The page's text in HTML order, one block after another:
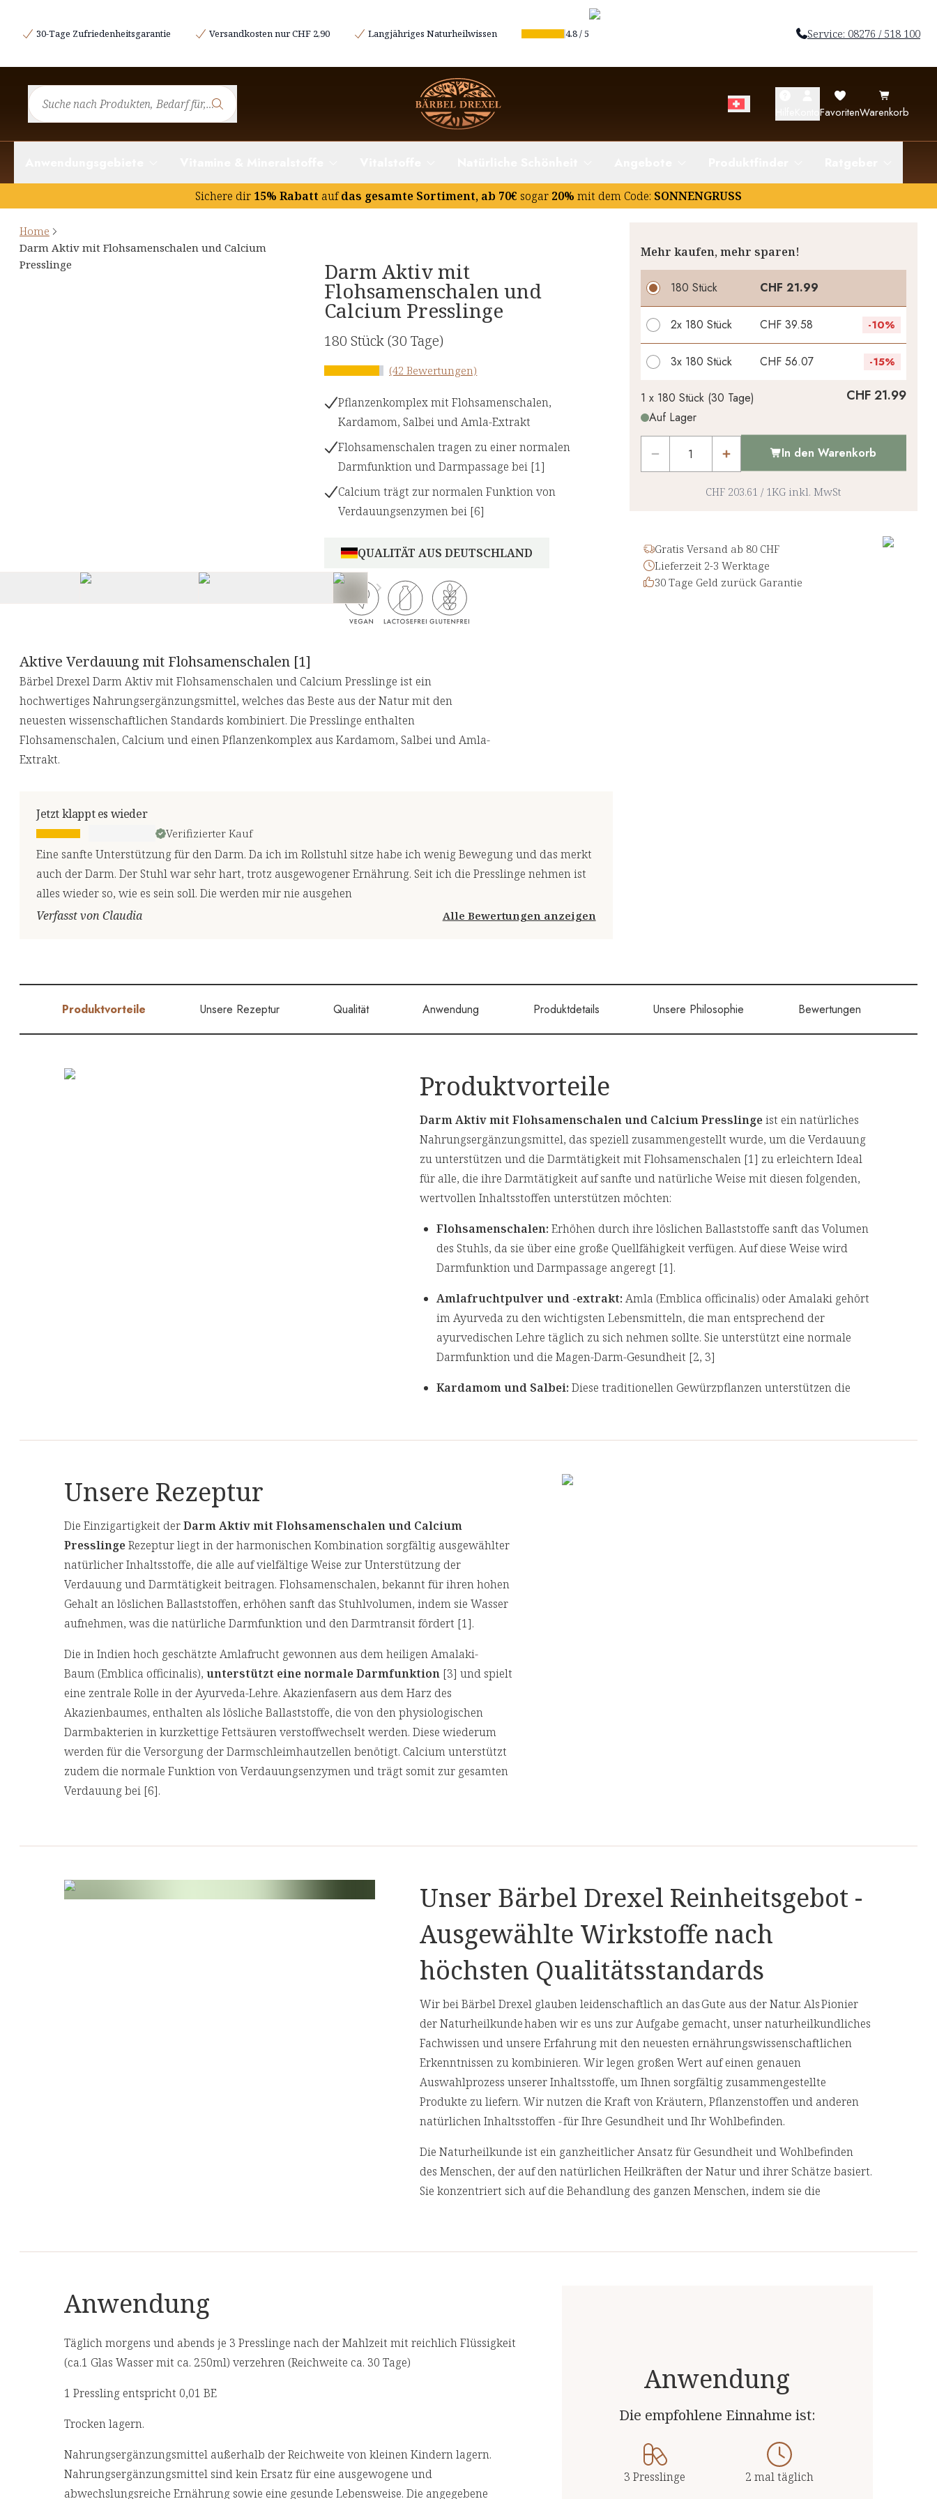
30-Tage Zufriedenheitsgarantie Versandkosten nur CHF 2,90 Langjähriges Naturheilwissen 4.8/5 Service: 08276 / 518 100
FavoritenWarenkorb
Sichere dir 15% Rabatt aufdas gesamte Sortiment, ab 70€ sogar 20% mit dem Code: SONNENGRUSS
Home
Darm Aktiv mit Flohsamenschalen und Calcium
Presslinge
Darm Aktiv mit
Flohsamenschalen und
Calcium Presslinge
180 Stück(30 Tage)
(42 Bewertungen)
Pflanzenkomplex mit Flohsamenschalen,
Kardamom, Salbei und Amla-Extrakt
Flohsamenschalen tragen zu einer normalen
Darmfunktion und Darmpassage bei [1]
Calcium trägt zur normalen Funktion von
Verdauungsenzymen bei [6]
QUALITÄT AUS DEUTSCHLAND
Mehr kaufen, mehr sparen!
180 Stück CHF 21.99
2x 180 Stück CHF 39.58 -10%
3x 180 Stück CHF 56.07 -15%
Ihr persönlicher Rabatt
1x CHF 0.00
1 x 180 Stück (30 Tage)
Auf Lager
CHF 21.99
In den Warenkorb
CHF 203.61 / 1KG inkl. MwSt
Gratis Versand ab 80 CHF
Lieferzeit 2-3 Werktage
30 Tage Geld zurück Garantie
Aktive Verdauung mit Flohsamenschalen [1]
Bärbel Drexel Darm Aktiv mit Flohsamenschalen und Calcium Presslinge ist ein
hochwertiges Nahrungsergänzungsmittel, welches das Beste aus der Natur mit den
neuesten wissenschaftlichen Standards kombiniert. Die Presslinge enthalten
Flohsamenschalen, Calcium und einen Pflanzenkomplex aus Kardamom, Salbei und Amla-
Extrakt.
Jetzt klappt es wieder
Verifizierter Kauf
Eine sanfte Unterstützung für den Darm. Da ich im Rollstuhl sitze habe ich wenig Bewegung und das merkt
auch der Darm. Der Stuhl war sehr hart, trotz ausgewogener Ernährung. Seit ich die Presslinge nehmen ist
alles wieder so, wie es sein soll. Die werden mir nie ausgehen
Verfasst von Claudia
Alle Bewertungen anzeigen
Produktvorteile Unsere Rezeptur Qualität Anwendung Produktdetails Unsere Philosophie Bewertungen
Produktvorteile
Darm Aktiv mit Flohsamenschalen und Calcium Presslingeist ein natürliches
Nahrungsergänzungsmittel, das speziell zusammengestellt wurde, um die Verdauung
zu unterstützen und die Darmtätigkeit mit Flohsamenschalen [1] zu erleichtern Ideal
für alle, die ihre Darmtätigkeit auf sanfte und natürliche Weise mit diesen folgenden,
wertvollen Inhaltsstoffen unterstützen möchten:
Flohsamenschalen: Erhöhen durch ihre löslichen Ballaststoffe sanft das Volumen
des Stuhls, da sie über eine große Quellfähigkeit verfügen. Auf diese Weise wird
Darmfunktion und Darmpassage angeregt [1].
Amlafruchtpulver und -extrakt: Amla (Emblica officinalis) oder Amalaki gehört
im Ayurveda zu den wichtigsten Lebensmitteln, die man entsprechend der
ayurvedischen Lehre täglich zu sich nehmen sollte. Sie unterstützt eine normale
Darmfunktion und die Magen-Darm-Gesundheit [2, 3]
Kardamom und Salbei: Diese traditionellen Gewürzpflanzen unterstützen die
Akazienfasern:Als lösliche Ballaststoffe dienen sie als Nahrung für die
Darmschleimhaut versorgen.
zur normalen Funktion von Verdauungsenzymen bei [6].
Unsere Rezeptur
Die Einzigartigkeit derDarm Aktiv mit Flohsamenschalen und Calcium
PresslingeRezeptur liegt in der harmonischen Kombination sorgfältig ausgewählter
natürlicher Inhaltsstoffe, die alle auf vielfältige Weise zur Unterstützung der
Verdauung und Darmtätigkeit beitragen. Flohsamenschalen, bekannt für ihren hohen
Gehalt an löslichen Ballaststoffen, erhöhen sanft das Stuhlvolumen, indem sie Wasser
aufnehmen, was die natürliche Darmfunktion und den Darmtransit fördert [1].
Die in Indien hoch geschätzte Amlafrucht gewonnen aus dem heiligen Amalaki-
Baum (Emblica officinalis), unterstützt eine normale Darmfunktion [3] und spielt
eine zentrale Rolle in der Ayurveda-Lehre. Akazienfasern aus dem Harz des
Akazienbaumes, enthalten als lösliche Ballaststoffe, die von den physiologischen
Darmbakterien in kurzkettige Fettsäuren verstoffwechselt werden. Diese wiederum
werden für die Versorgung der Darmschleimhautzellen benötigt. Calcium unterstützt
zudem die normale Funktion von Verdauungsenzymen und trägt somit zur gesamten
Verdauung bei [6].
Unsere Darm Aktiv mit Flohsamenschalen und Calcium
So schützen wir die Inhaltsstoffe vor Licht und Oxidation und betonen zugleich unsere Ver
[1] Flohsamenschalen (Plantago ovata) tragen zur Darmtätigkeit und Darmfunktion
bei; helfen, einen gesunden Darm zu erhalten und die Darmtätigkeit zu fördern.
[2] Amla (Emblica officinalis) unterstützt die Verdauung, ist magenfreundlich und
[4] Cardamom (Ellateria cardamomum) trägt zur Gesunderhaltung des
[6] Calcium trägt zur normalen Funktion von Verdauungsenzymen bei.
Zutaten: 47% Flohsamenschalen (Plantago ovata),
Verdickungsmittel Gummi arabicum, 10%
Gewürzpulvermischung (Salbei, Basilikum, Koriander,
Calciumcarbonat, 9% Amlafruchtpulver, 5%
Allergene
Empfohlene Tagesdosis:
Calcium 133 mg (16%**)
Flohsamenschalen
Unser Bärbel Drexel Reinheitsgebot -
Ausgewählte Wirkstoffe nach
höchsten Qualitätsstandards
Wir bei Bärbel Drexel glauben leidenschaftlich an das Gute aus der Natur. Als Pionier
der Naturheilkunde haben wir es uns zur Aufgabe gemacht, unser naturheilkundliches
Fachwissen und unsere Erfahrung mit den neuesten ernährungswissenschaftlichen
Erkenntnissen zu kombinieren. Wir legen großen Wert auf einen genauen
Auswahlprozess unserer Inhaltsstoffe, um Ihnen sorgfältig zusammengestellte
Produkte zu liefern. Wir nutzen die Kraft von Kräutern, Pflanzenstoffen und anderen
natürlichen Inhaltsstoffen - für Ihre Gesundheit und Ihr Wohlbefinden.
Die Naturheilkunde ist ein ganzheitlicher Ansatz für Gesundheit und Wohlbefinden
des Menschen, der auf den natürlichen Heilkräften der Natur und ihrer Schätze basiert.
Sie konzentriert sich auf die Behandlung des ganzen Menschen, indem sie die
Anwendung
Die empfohlene Einnahme ist:
3 Presslinge 2 mal täglich
Anwendung
Täglich morgens und abends je 3 Presslinge nach der Mahlzeit mit reichlich Flüssigkeit
(ca.1 Glas Wasser mit ca. 250ml) verzehren (Reichweite ca. 30 Tage)
1 Pressling entspricht 0,01 BE
Trocken lagern.
Nahrungsergänzungsmittel außerhalb der Reichweite von kleinen Kindern lagern.
Nahrungsergänzungsmittel sind kein Ersatz für eine ausgewogene und
abwechslungsreiche Ernährung sowie eine gesunde Lebensweise. Die angegebene